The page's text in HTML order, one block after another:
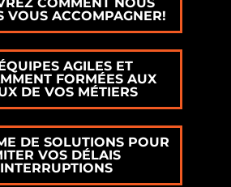
VOUS ACCOMPAGNER!
AGILES ET
FORMÉES AUX
DE VOS MÉTIERS
DE SOLUTIONS POUR
VOS DÉLAIS